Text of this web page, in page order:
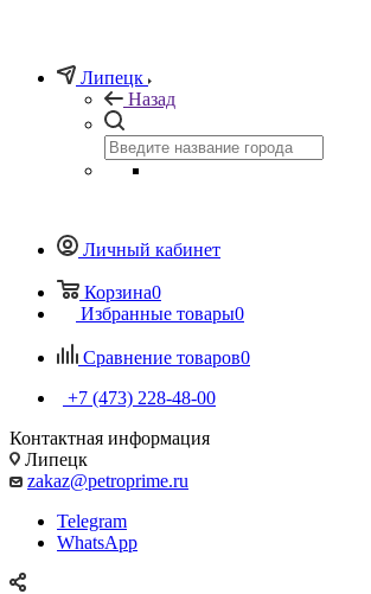
Липецк
Назад
Личный кабинет
Корзина0
Избранные товары0
Сравнение товаров0
+7 (473) 228-48-00
Контактная информация
Липецк
zakaz@petroprime.ru
Telegram
WhatsApp